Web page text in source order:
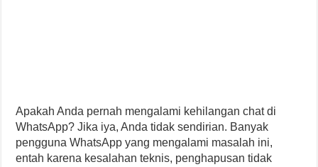
Apakah Anda pernah mengalami kehilangan chat di
WhatsApp? Jika iya, Anda tidak sendirian. Banyak
pengguna WhatsApp yang mengalami masalah ini,
entah karena kesalahan teknis, penghapusan tidak